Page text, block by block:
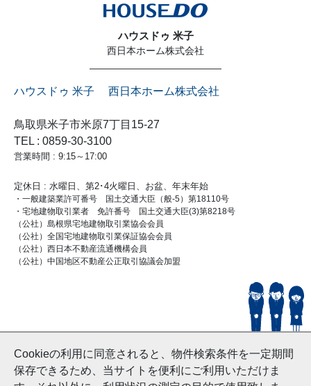
Cookieの利用に同意されると、物件検索条件を一定期間
保存できるため、当サイトを便利にご利用いただけま
ハウスドゥ 米子
西日本ホーム株式会社
ハウスドゥ 米子 西日本ホーム株式会社
鳥取県米子市米原7丁目15-27
TEL : 0859-30-3100
営業時間 : 9:15～17:00
定休日 : 水曜日、第2･4火曜日、お盆、年末年始
・一般建築業許可番号 国土交通大臣（般-5）第18110号
・宅地建物取引業者 免許番号 国土交通大臣(3)第8218号
（公社）島根県宅地建物取引業協会会員
（公社）全国宅地建物取引業保証協会会員
（公社）西日本不動産流通機構会員
（公社）中国地区不動産公正取引協議会加盟
© HouseDoYonago
and Nishinihon Home Co.ltd All Rights Reserved.